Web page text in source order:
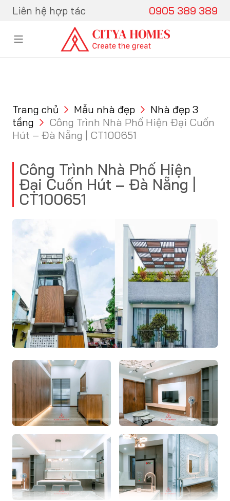
Skip to content
Liên hệ hợp tác 0905 389 389
Trang chủ Mẫu nhà đẹp
Nhà đẹp 3
tầng
Công Trình Nhà Phố Hiện Đại Cuốn
Hút – Đà Nẵng | CT100651
Công Trình Nhà Phố Hiện
Đại Cuốn Hút – Đà Nẵng |
CT100651